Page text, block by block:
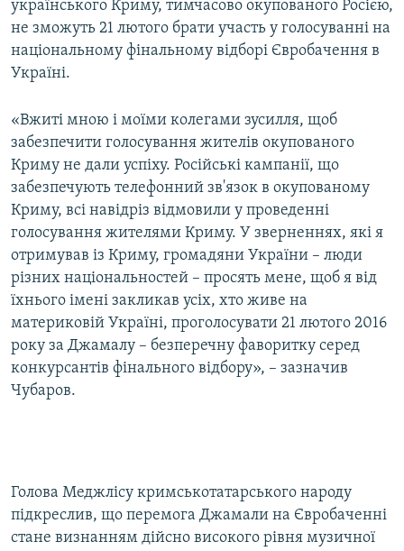
українського Криму, тимчасово окупованого Росією,
не зможуть 21 лютого брати участь у голосуванні на
національному фінальному відборі Євробачення в
Україні.
«Вжиті мною і моїми колегами зусилля, щоб
забезпечити голосування жителів окупованого
Криму не дали успіху. Російські кампанії, що
забезпечують телефонний зв'язок в окупованому
Криму, всі навідріз відмовили у проведенні
голосування жителями Криму. У зверненнях, які я
отримував із Криму, громадяни України – люди
різних національностей –​ просять мене, щоб я від
їхнього імені закликав усіх, хто живе на
материковій Україні, проголосувати 21 лютого 2016
року за Джамалу – безперечну фаворитку серед
конкурсантів фінального відбору», – зазначив
Чубаров.
Голова Меджлісу кримськотатарського народу
підкреслив, що перемога Джамали на Євробаченні
стане визнанням дійсно високого рівня музичної